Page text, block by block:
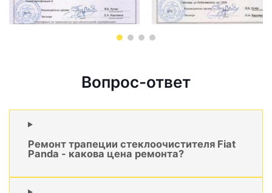
Вопрос-ответ
Ремонт трапеции стеклоочистителя Fiat
Panda - какова цена ремонта?